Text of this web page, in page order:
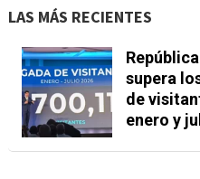
LAS MÁS RECIENTES
supera
de
enero y